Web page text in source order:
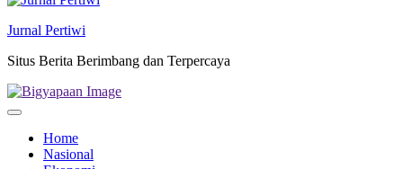
Jurnal Pertiwi
Situs Berita Berimbang dan Terpercaya
Home
Nasional